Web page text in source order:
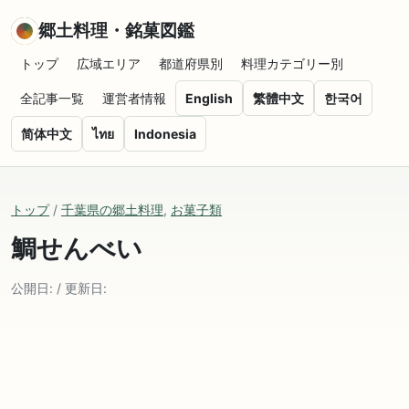
郷土料理・銘菓図鑑
トップ 広域エリア 都道府県別 料理カテゴリー別
全記事一覧 運営者情報 English 繁體中文 한국어
简体中文 ไทย Indonesia
トップ/ 千葉県の郷土料理, お菓子類
鯛せんべい
公開日: / 更新日: